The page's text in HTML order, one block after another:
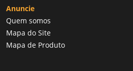
Anuncie
Quem somos
Mapa do Site
Mapa de Produto